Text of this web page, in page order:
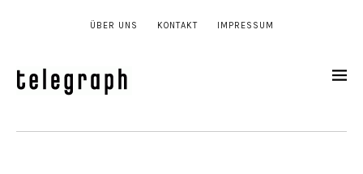
ÜBER UNS KONTAKT IMPRESSUM